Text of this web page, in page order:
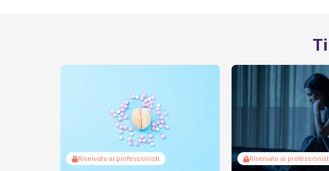
Riservato ai professionisti Riservato ai